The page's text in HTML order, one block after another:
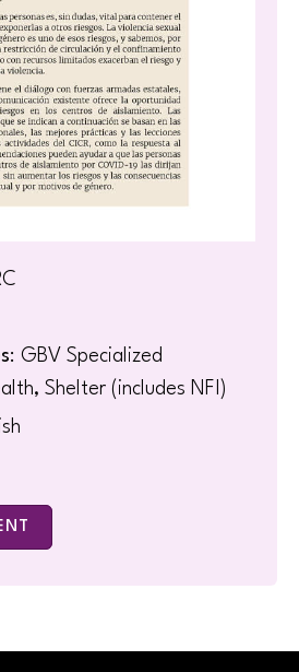
: GBV Specialized
Shelter (includes NFI)